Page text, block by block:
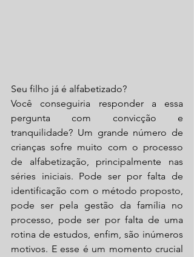
Seu filho já é alfabetizado?
Você conseguiria responder a essa
pergunta com convicção e
tranquilidade? Um grande número de
crianças sofre muito com o processo
de alfabetização, principalmente nas
séries iniciais. Pode ser por falta de
identificação com o método proposto,
pode ser pela gestão da família no
processo, pode ser por falta de uma
rotina de estudos, enfim, são inúmeros
motivos. E esse é um momento crucial